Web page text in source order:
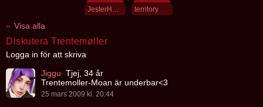
JesterHead territory
Visa alla
Diskutera Trentemøller
Logga in för att skriva
Jiggu Tjej, 34 år
Trentemoller-Moan är underbar<3
25 mars 2009 kl. 20:44